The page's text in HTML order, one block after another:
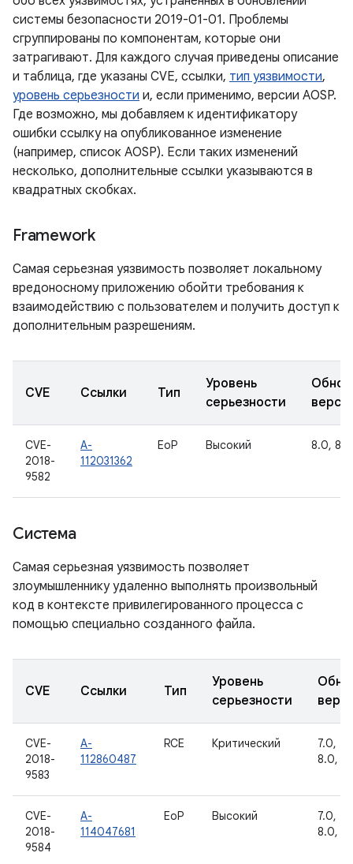
системы безопасности 2019-01-01. Проблемы
сгруппированы по компонентам, которые они
затрагивают. Для каждого случая приведены описание
и таблица, где указаны CVE, ссылки, тип уязвимости,
уровень серьезности и, если применимо, версии AOSP.
Где возможно, мы добавляем к идентификатору
ошибки ссылку на опубликованное изменение
(например, список AOSP). Если таких изменений
несколько, дополнительные ссылки указываются в
квадратных скобках.
Framework
Самая серьезная уязвимость позволяет локальному
вредоносному приложению обойти требования к
взаимодействию с пользователем и получить доступ к
дополнительным разрешениям.
CVE Ссылки Тип
Уровень
серьезности
CVE-
2018-
9582
A-
112031362
EoP Высокий 8.0,
Система
Самая серьезная уязвимость позволяет
злоумышленнику удаленно выполнять произвольный
код в контексте привилегированного процесса с
помощью специально созданного файла.
CVE Ссылки Тип
Уровень
серьезности
CVE-
2018-
9583
A-
112860487
RCE Критический
7.0,
8.0,
CVE-
2018-
9584
A-
114047681
EoP Высокий
7.0,
8.0,